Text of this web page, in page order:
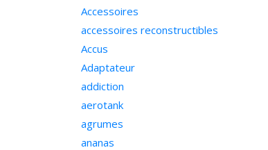
Accessoires
accessoires reconstructibles
Accus
Adaptateur
addiction
aerotank
agrumes
ananas